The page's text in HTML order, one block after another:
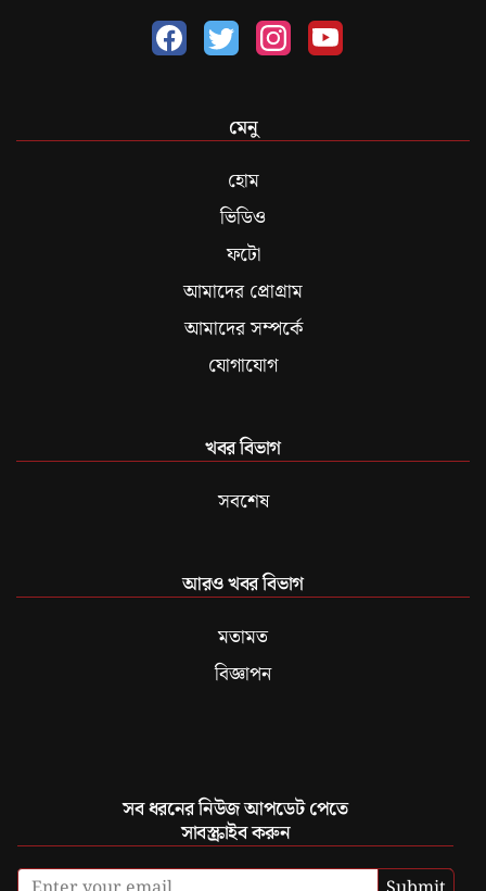
মেনু
হোম
ভিডিও
ফটো
আমাদের প্রোগ্রাম
আমাদের সম্পর্কে
যোগাযোগ
খবর বিভাগ
সবশেষ
আরও খবর বিভাগ
মতামত
বিজ্ঞাপন
সব ধরনের নিউজ আপডেট পেতে
সাবস্ক্রাইব করুন